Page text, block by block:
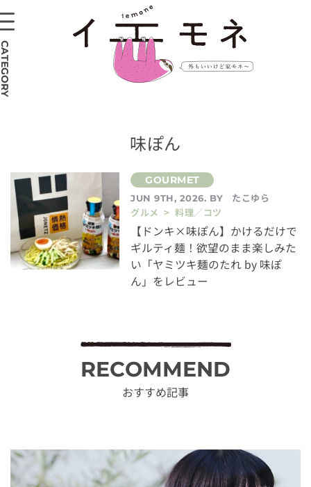
味ぽん
JUN 9TH, 2026. BY
たこゆら
グルメ > 料理／コツ
【ドンキ×味ぽん】かけるだけで
ギルティ麺！欲望のまま楽しみた
い「ヤミツキ麺のたれ by 味ぽ
ん」をレビュー
RECOMMEND
おすすめ記事